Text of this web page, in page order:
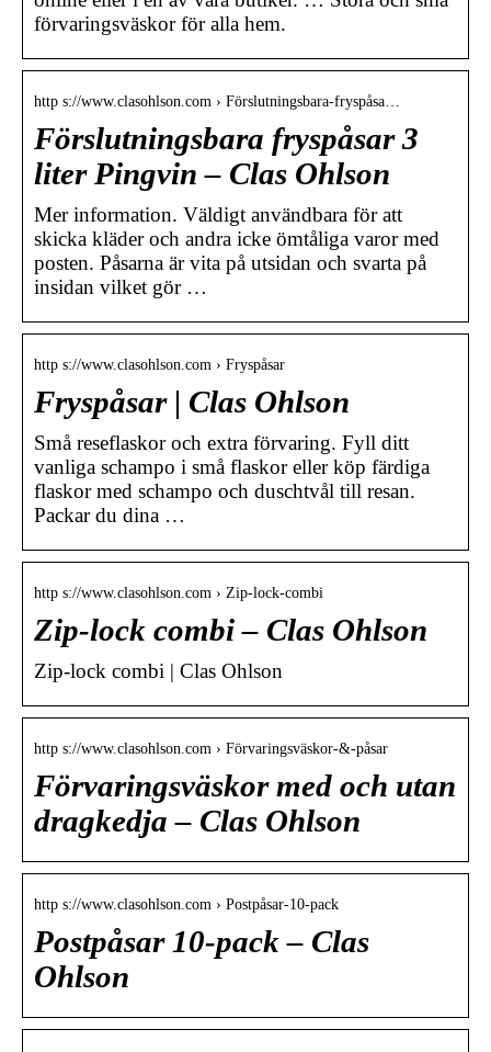
förvaringsväskor för alla hem.
http s://www.clasohlson.com › Förslutningsbara-fryspåsa…
Förslutningsbara fryspåsar 3
liter Pingvin – Clas Ohlson
Mer information. Väldigt användbara för att
skicka kläder och andra icke ömtåliga varor med
posten. Påsarna är vita på utsidan och svarta på
insidan vilket gör …
http s://www.clasohlson.com › Fryspåsar
Fryspåsar | Clas Ohlson
Små reseflaskor och extra förvaring. Fyll ditt
vanliga schampo i små flaskor eller köp färdiga
flaskor med schampo och duschtvål till resan.
Packar du dina …
http s://www.clasohlson.com › Zip-lock-combi
Zip-lock combi – Clas Ohlson
Zip-lock combi | Clas Ohlson
http s://www.clasohlson.com › Förvaringsväskor-&-påsar
Förvaringsväskor med och utan
dragkedja – Clas Ohlson
http s://www.clasohlson.com › Postpåsar-10-pack
Postpåsar 10-pack – Clas
Ohlson